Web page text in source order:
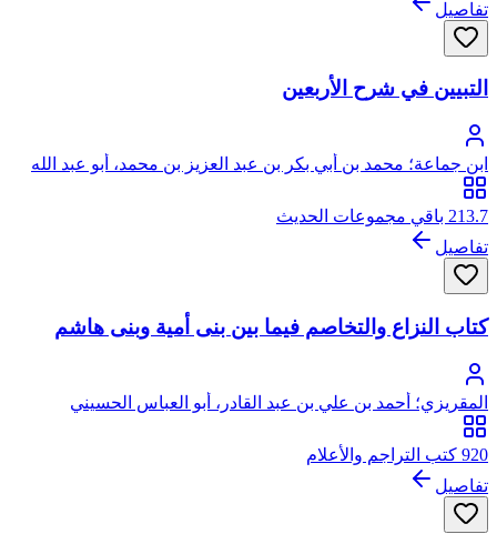
تفاصيل
التبيين في شرح الأربعين
ابن جماعة؛ محمد بن أبي بكر بن عبد العزيز بن محمد، أبو عبد الله
عز الدين الكناني الحموي ثم المصري، الشافعي المعروف كسلفه
بابن جماعة
213.7 باقي مجموعات الحديث
تفاصيل
كتاب النزاع والتخاصم فيما بين بنى أمية وبنى هاشم
المقريزي؛ أحمد بن علي بن عبد القادر، أبو العباس الحسيني
العبيدي، تقي الدين المقريزي
920 كتب التراجم والأعلام
تفاصيل